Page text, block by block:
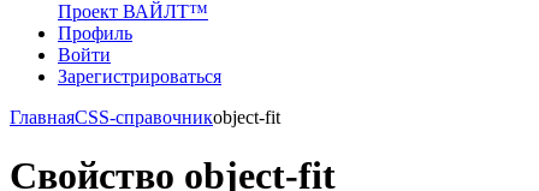
Проект ВАЙЛТ™
Профиль
Войти
Зарегистрироваться
ГлавнаяCSS-справочникobject-fit
Свойство object-fit